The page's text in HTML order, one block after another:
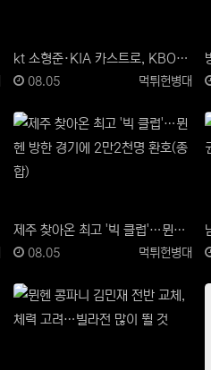
kt 소형준·KIA 카스트로, KBO리그 7월 쉘힐릭스 플레이어 선정
등록자
먹튀헌병대
등록일
08.05
제주 찾아온 최고 '빅 클럽'…뮌헨 방한 경기에 2만2천명 환호(종합)
등록자
먹튀헌병대
등록일
08.05